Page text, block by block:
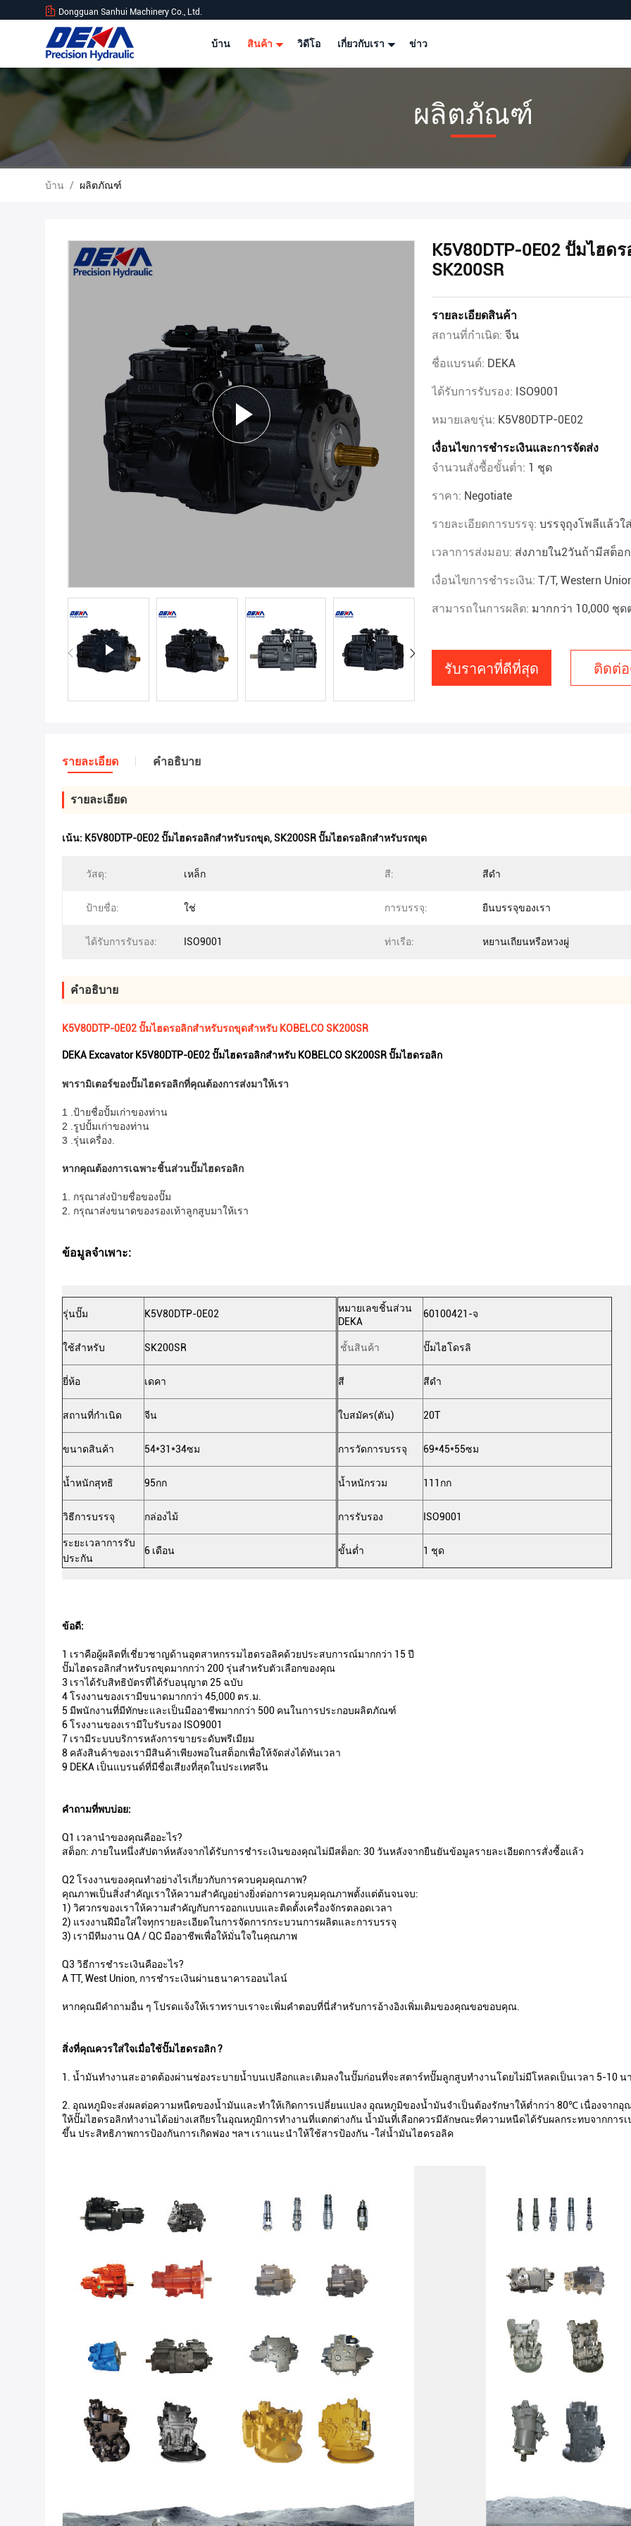
Dongguan Sanhui Machinery Co., Ltd.
บ้าน สินค้า วิดีโอ เกี่ยวกับเรา ข่าว
ผลิตภัณฑ์
บ้าน / ผลิตภัณฑ์
K5V80DTP-0E02 ปั๊มไฮด
SK200SR
รายละเอียดสินค้า
สถานที่กำเนิด: จีน
ชื่อแบรนด์: DEKA
ได้รับการรับรอง: ISO9001
หมายเลขรุ่น: K5V80DTP-0E02
เงื่อนไขการชำระเงินและการจัดส่ง
จำนวนสั่งซื้อขั้นต่ำ: 1 ชุด
ราคา: Negotiate
รายละเอียดการบรรจุ: บรรจุถุงโพลีแล้วใ
เวลาการส่งมอบ: ส่งภายใน2วันถ้ามีสต็อก
เงื่อนไขการชำระเงิน: T/T, Western
สามารถในการผลิต: มากกว่า 10,000 ชุด
รับราคาที่ดีที่สุด ติดต่
รายละเอียด คําอธิบาย
รายละเอียด
เน้น: K5V80DTP-0E02 ปั๊มไฮดรอลิกสำหรับรถขุด,SK200SR ปั๊มไฮดรอลิกสำหรับรถขุด
วัสดุ: เหล็ก สี: สีดำ
ป้ายชื่อ: ใช่ การบรรจุ: ยืนบรรจุของเรา
ได้รับการรับรอง: ISO9001 ท่าเรือ: หยานเถียนหรือหวงผู่
คําอธิบาย
K5V80DTP-0E02 ปั๊มไฮดรอลิกสำหรับรถขุดสำหรับ KOBELCO SK200SR
DEKA Excavator K5V80DTP-0E02 ปั๊มไฮดรอลิกสำหรับ KOBELCO SK200SR ปั๊มไฮดรอลิก
พารามิเตอร์ของปั๊มไฮดรอลิกที่คุณต้องการส่งมาให้เรา
1 .ป้ายชื่อปั้มเก่าของท่าน
2 .รูปปั้มเก่าของท่าน
3 .รุ่นเครื่อง.
หากคุณต้องการเฉพาะชิ้นส่วนปั๊มไฮดรอลิก
1. กรุณาส่งป้ายชื่อของปั๊ม
2. กรุณาส่งขนาดของรองเท้าลูกสูบมาให้เรา
ข้อมูลจำเพาะ:
รุ่นปั๊ม K5V80DTP-0E02
ใช้สำหรับ SK200SR
ยี่ห้อ เดคา
สถานที่กำเนิด จีน
ขนาดสินค้า 54*31*34ซม
น้ำหนักสุทธิ 95กก
วิธีการบรรจุ กล่องไม้
ระยะเวลาการรับ
ประกัน
6 เดือน
หมายเลขชิ้นส่วน
DEKA
60100421-จ
ชั้นสินค้า ปั๊มไฮโดรลิ
สี สีดำ
ใบสมัคร(ตัน) 20T
การวัดการบรรจุ 69*45*55ซม
น้ำหนักรวม 111กก
การรับรอง ISO9001
ขั้นต่ำ 1 ชุด
ข้อดี:
1 เราคือผู้ผลิตที่เชี่ยวชาญด้านอุตสาหกรรมไฮดรอลิคด้วยประสบการณ์มากกว่า 15 ปี
ปั๊มไฮดรอลิกสำหรับรถขุดมากกว่า 200 รุ่นสำหรับตัวเลือกของคุณ
3 เราได้รับสิทธิบัตรที่ได้รับอนุญาต 25 ฉบับ
4 โรงงานของเรามีขนาดมากกว่า 45,000 ตร.ม.
5 มีพนักงานที่มีทักษะและเป็นมืออาชีพมากกว่า 500 คนในการประกอบผลิตภัณฑ์
6 โรงงานของเรามีใบรับรอง ISO9001
7 เรามีระบบบริการหลังการขายระดับพรีเมียม
8 คลังสินค้าของเรามีสินค้าเพียงพอในสต็อกเพื่อให้จัดส่งได้ทันเวลา
9 DEKA เป็นแบรนด์ที่มีชื่อเสียงที่สุดในประเทศจีน
คำถามที่พบบ่อย:
Q1 เวลานำของคุณคืออะไร?
สต็อก: ภายในหนึ่งสัปดาห์หลังจากได้รับการชำระเงินของคุณไม่มีสต็อก: 30 วันหลังจากยืนยันข้อมูลรายละเอียดการสั่งซื้อแล้ว
Q2 โรงงานของคุณทำอย่างไรเกี่ยวกับการควบคุมคุณภาพ?
คุณภาพเป็นสิ่งสำคัญเราให้ความสำคัญอย่างยิ่งต่อการควบคุมคุณภาพตั้งแต่ต้นจนจบ:
1) วิศวกรของเราให้ความสำคัญกับการออกแบบและติดตั้งเครื่องจักรตลอดเวลา
2) แรงงานฝีมือใส่ใจทุกรายละเอียดในการจัดการกระบวนการผลิตและการบรรจุ
3) เรามีทีมงาน QA / QC มืออาชีพเพื่อให้มั่นใจในคุณภาพ
Q3 วิธีการชำระเงินคืออะไร?
A TT, West Union, การชำระเงินผ่านธนาคารออนไลน์
หากคุณมีคำถามอื่น ๆ โปรดแจ้งให้เราทราบเราจะเพิ่มคำตอบที่นี่สำหรับการอ้างอิงเพิ่มเติมของคุณขอขอบคุณ.
สิ่งที่คุณควรใส่ใจเมื่อใช้ปั๊มไฮดรอลิก ?
1. น้ำมันทำงานสะอาดต้องผ่านช่องระบายน้ำบนเปลือกและเติมลงในปั๊มก่อนที่จะสตาร์ทปั๊มลูกสูบทำงานโดยไม่มีโหลดเป็นเวลา 5-10
2. อุณหภูมิจะส่งผลต่อความหนืดของน้ำมันและทำให้เกิดการเปลี่ยนแปลง อุณหภูมิของน้ำมันจำเป็นต้องรักษาให้ต่ำกว่า 80℃ เนื่องจา
ให้ปั๊มไฮดรอลิกทำงานได้อย่างเสถียรในอุณหภูมิการทำงานที่แตกต่างกัน น้ำมันที่เลือกควรมีลักษณะที่ความหนืดได้รับผลกระทบจากการ
ขึ้น ประสิทธิภาพการป้องกันการเกิดฟอง ฯลฯ เราแนะนำให้ใช้สารป้องกัน -ใส่น้ำมันไฮดรอลิค